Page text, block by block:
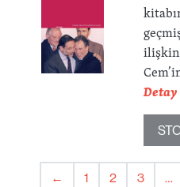
Detay
← 1 2 3 …